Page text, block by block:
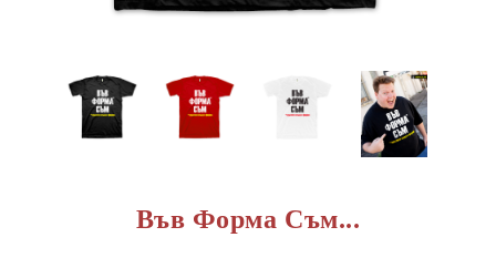
Във Форма Съм...